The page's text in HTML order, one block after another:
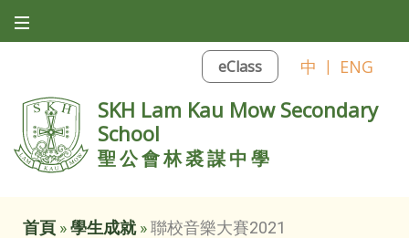
eClass 中 | ENG
SKH Lam Kau Mow Secondary
School
聖公會林裘謀中學
首頁 »學生成就»聯校音樂大賽2021